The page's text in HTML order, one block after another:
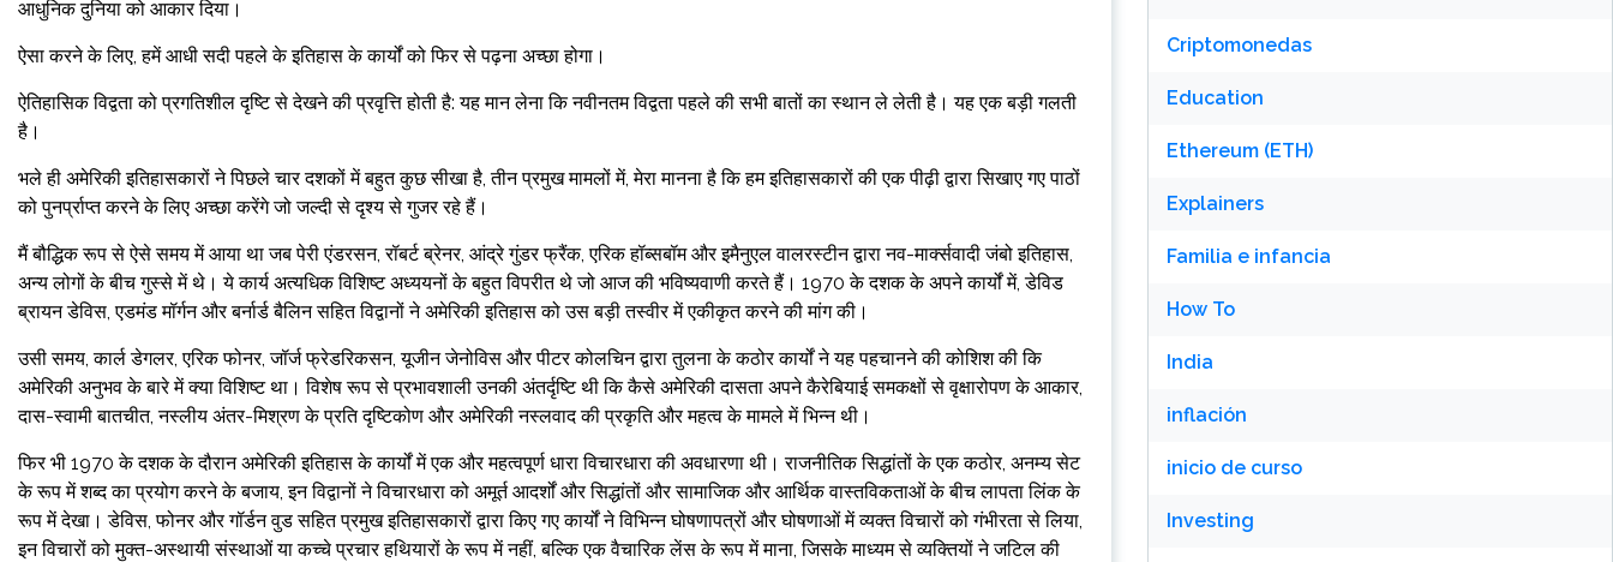
आधुनिक दुनिया को आकार दिया।
ऐसा करने के लिए, हमें आधी सदी पहले के इतिहास के कार्यों को फिर से पढ़ना अच्छा होगा।
ऐतिहासिक विद्वता को प्रगतिशील दृष्टि से देखने की प्रवृत्ति होती है: यह मान लेना कि नवीनतम विद्वता पहले की सभी बातों का स्थान ले लेती है। यह एक बड़ी गलती
है।
भले ही अमेरिकी इतिहासकारों ने पिछले चार दशकों में बहुत कुछ सीखा है, तीन प्रमुख मामलों में, मेरा मानना ​​​​है कि हम इतिहासकारों की एक पीढ़ी द्वारा सिखाए गए पाठों
को पुनर्प्राप्त करने के लिए अच्छा करेंगे जो जल्दी से दृश्य से गुजर रहे हैं।
मैं बौद्धिक रूप से ऐसे समय में आया था जब पेरी एंडरसन, रॉबर्ट ब्रेनर, आंद्रे गुंडर फ्रैंक, एरिक हॉब्सबॉम और इमैनुएल वालरस्टीन द्वारा नव-मार्क्सवादी जंबो इतिहास,
अन्य लोगों के बीच गुस्से में थे। ये कार्य अत्यधिक विशिष्ट अध्ययनों के बहुत विपरीत थे जो आज की भविष्यवाणी करते हैं। 1970 के दशक के अपने कार्यों में, डेविड
ब्रायन डेविस, एडमंड मॉर्गन और बर्नार्ड बैलिन सहित विद्वानों ने अमेरिकी इतिहास को उस बड़ी तस्वीर में एकीकृत करने की मांग की।
उसी समय, कार्ल डेगलर, एरिक फोनर, जॉर्ज फ्रेडरिकसन, यूजीन जेनोविस और पीटर कोलचिन द्वारा तुलना के कठोर कार्यों ने यह पहचानने की कोशिश की कि
अमेरिकी अनुभव के बारे में क्या विशिष्ट था। विशेष रूप से प्रभावशाली उनकी अंतर्दृष्टि थी कि कैसे अमेरिकी दासता अपने कैरेबियाई समकक्षों से वृक्षारोपण के आकार,
दास-स्वामी बातचीत, नस्लीय अंतर-मिश्रण के प्रति दृष्टिकोण और अमेरिकी नस्लवाद की प्रकृति और महत्व के मामले में भिन्न थी।
फिर भी 1970 के दशक के दौरान अमेरिकी इतिहास के कार्यों में एक और महत्वपूर्ण धारा विचारधारा की अवधारणा थी। राजनीतिक सिद्धांतों के एक कठोर, अनम्य सेट
के रूप में शब्द का प्रयोग करने के बजाय, इन विद्वानों ने विचारधारा को अमूर्त आदर्शों और सिद्धांतों और सामाजिक और आर्थिक वास्तविकताओं के बीच लापता लिंक के
रूप में देखा। डेविस, फोनर और गॉर्डन वुड सहित प्रमुख इतिहासकारों द्वारा किए गए कार्यों ने विभिन्न घोषणापत्रों और घोषणाओं में व्यक्त विचारों को गंभीरता से लिया,
इन विचारों को मुक्त-अस्थायी संस्थाओं या कच्चे प्रचार हथियारों के रूप में नहीं, बल्कि एक वैचारिक लेंस के रूप में माना, जिसके माध्यम से व्यक्तियों ने जटिल की
Criptomonedas
Education
Ethereum (ETH)
Explainers
Familia e infancia
How To
India
inflación
inicio de curso
Investing